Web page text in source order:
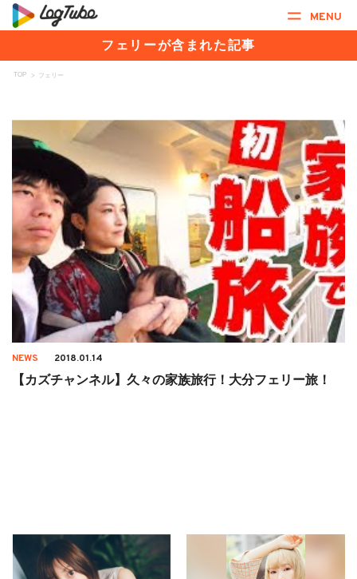
MENU
フェリーが含まれた記事
TOP > フェリー
NEWS 2018.01.14
【カズチャンネル】久々の家族旅行！大分フェリー旅！